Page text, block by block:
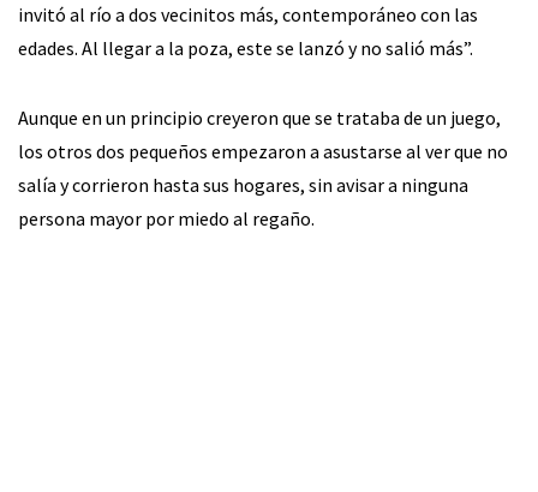
invitó al río a dos vecinitos más, contemporáneo con las
edades. Al llegar a la poza, este se lanzó y no salió más”.
Aunque en un principio creyeron que se trataba de un juego,
los otros dos pequeños empezaron a asustarse al ver que no
salía y corrieron hasta sus hogares, sin avisar a ninguna
persona mayor por miedo al regaño.